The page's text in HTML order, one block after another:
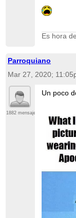
Es hora
Parroquiano
Mar 27, 2020;
1882 mensajes
Un poco